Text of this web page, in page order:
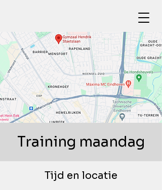
Training maandag
Tijd en locatie